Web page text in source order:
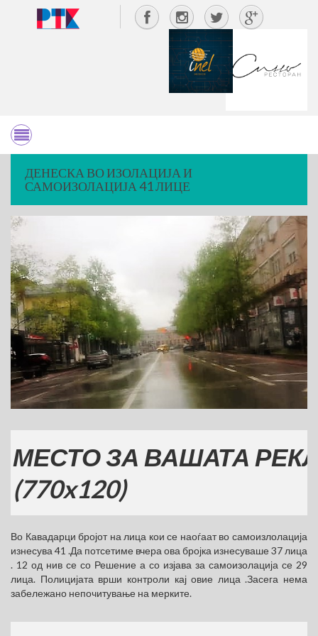
ДЕНЕСКА ВО ИЗОЛАЦИЈА И
САМОИЗОЛАЦИЈА 41 ЛИЦЕ
ЗА ВАШАТА
Во Кавадарци бројот на лица кои се наоѓаат во самоизлолација
изнесува 41 .Да потсетиме вчера ова бројка изнесуваше 37 лица
. 12 од нив се со Решение а со изјава за самоизолација се 29
лица. Полицијата врши контроли кај овие лица .Засега нема
забележано непочитување на мерките.